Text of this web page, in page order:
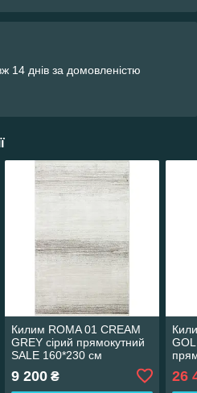
14 днів за домовленістю
Килим ROMA 01 CREAM
GREY сірий прямокутний
SALE 160*230 см
9 200₴ 26